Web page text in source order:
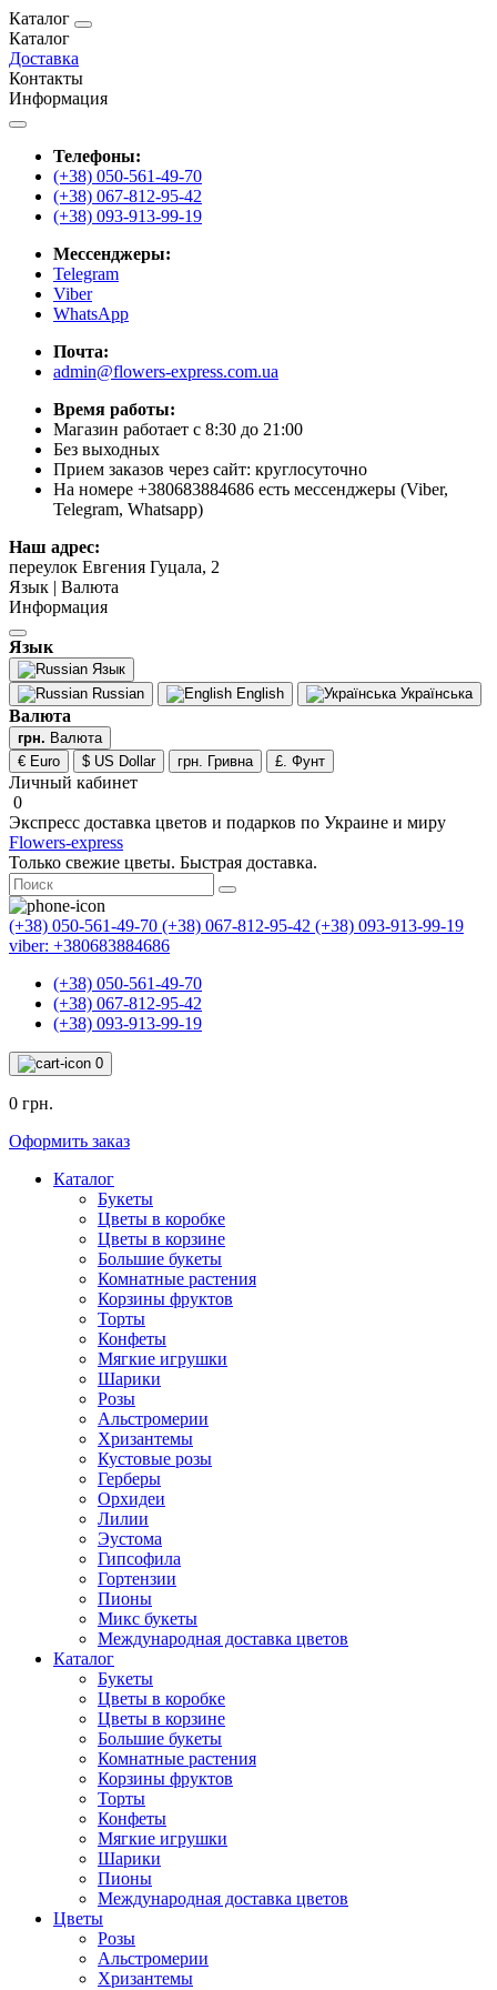
Каталог
Каталог
Доставка
Контакты
Информация
Телефоны:
(+38) 050-561-49-70
(+38) 067-812-95-42
(+38) 093-913-99-19
Мессенджеры:
Telegram
Viber
WhatsApp
Почта:
admin@flowers-express.com.ua
Время работы:
Магазин работает с 8:30 до 21:00
Без выходных
Прием заказов через сайт: круглосуточно
На номере +380683884686 есть мессенджеры (Viber,
Telegram, Whatsapp)
Наш адрес:
переулок Евгения Гуцала, 2
Язык | Валюта
Информация
Язык
Язык
Russian
English Українська
Валюта
грн. Валюта
€ Euro
$ US Dollar грн. Гривна £. Фунт
Личный кабинет
0
Экспресс доставка цветов и подарков по Украине и миру
Flowers-express
Только свежие цветы. Быстрая доставка.
(+38) 050-561-49-70 (+38) 067-812-95-42 (+38) 093-913-99-19
viber: +380683884686
(+38) 050-561-49-70
(+38) 067-812-95-42
(+38) 093-913-99-19
0
0 грн.
Оформить заказ
Каталог
Букеты
Цветы в коробке
Цветы в корзине
Большие букеты
Комнатные растения
Корзины фруктов
Торты
Конфеты
Мягкие игрушки
Шарики
Розы
Альстромерии
Хризантемы
Кустовые розы
Герберы
Орхидеи
Лилии
Эустома
Гипсофила
Гортензии
Пионы
Микс букеты
Международная доставка цветов
Каталог
Букеты
Цветы в коробке
Цветы в корзине
Большие букеты
Комнатные растения
Корзины фруктов
Торты
Конфеты
Мягкие игрушки
Шарики
Пионы
Международная доставка цветов
Цветы
Розы
Альстромерии
Хризантемы